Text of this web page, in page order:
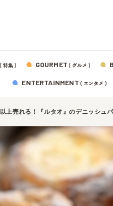
( 特集 ) GOURMET ( グルメ )
ENTERTAINMENT ( エンタメ )
上売れる！『ルタオ』のデニッシュ